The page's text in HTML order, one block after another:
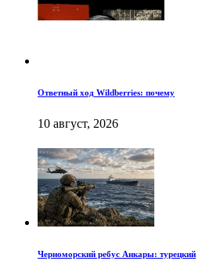
Ответный ход Wildberries: почему
10 август, 2026
Черноморский ребус Анкары: турецкий